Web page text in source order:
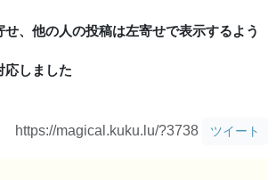
せ、他の人の投稿は左寄せで表示するよう
応しました
https://magical.kuku.lu/?3738 ツイート